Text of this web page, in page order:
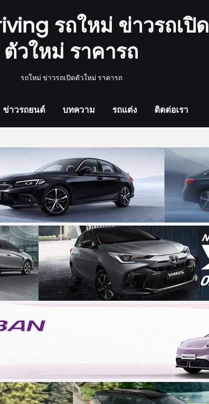
รถใหม่ ข่าวรถเปิด
ตัวใหม่ ราคารถ
รถใหม่ ข่าวรถเปิดตัวใหม่ ราคารถ
ข่าวรถยนต์ บทความ รถแต่ง ติดต่อเรา